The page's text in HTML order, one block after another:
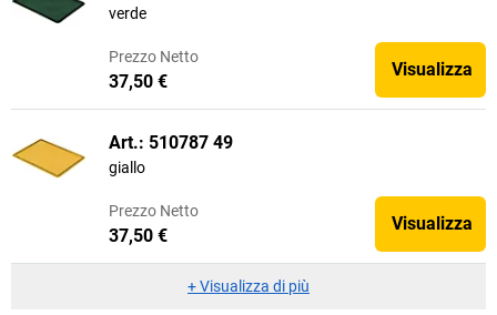
verde
Prezzo Netto
37,50 €
Visualizza
Art.: 510787 49
giallo
Prezzo Netto
37,50 €
Visualizza
+Visualizza di più